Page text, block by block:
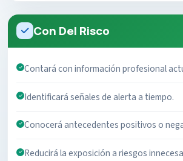
Con Del Risco
Contará con información profesional
Identificará señales de alerta a tiempo.
Conocerá antecedentes positivos o
Reducirá la exposición a riesgos